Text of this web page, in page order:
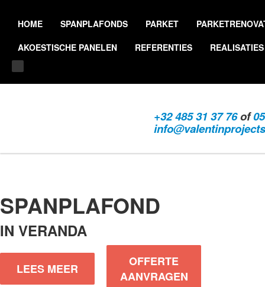
HOME SPANPLAFONDS PARKET
AKOESTISCHE PANELEN
REFERENTIES REALISATIES
+32 485 31 37 76of
SPANPLAFOND
IN VERANDA
LEES MEER
OFFERTE
AANVRAGEN